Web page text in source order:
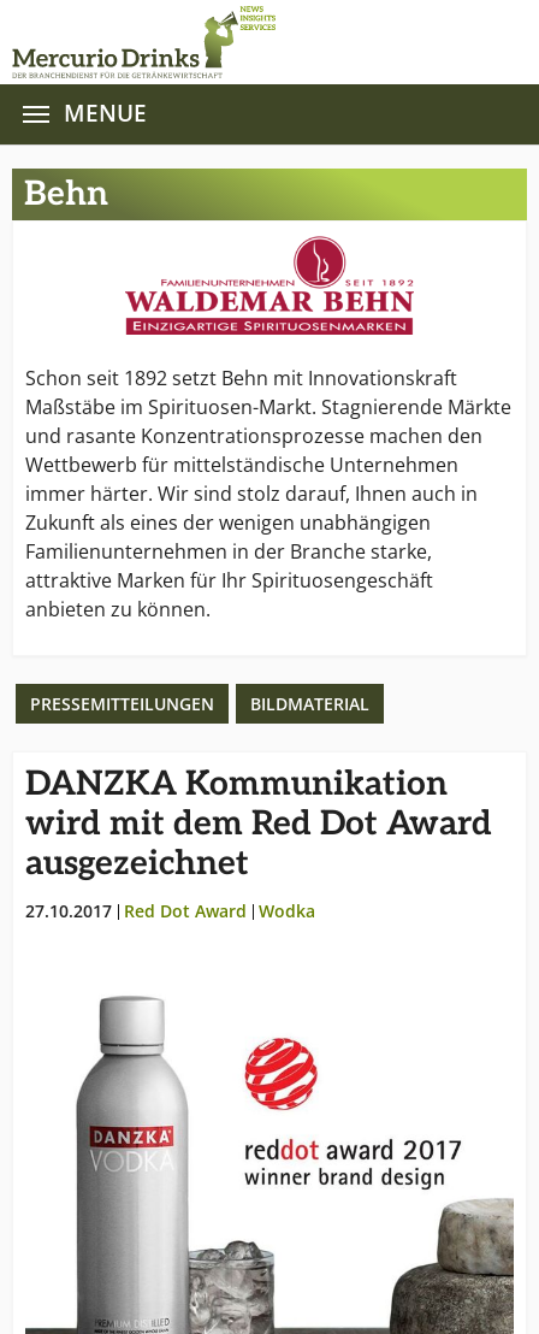
MENUE
Behn
Schon seit 1892 setzt Behn mit Innovationskraft
Maßstäbe im Spirituosen-Markt. Stagnierende Märkte
und rasante Konzentrationsprozesse machen den
Wettbewerb für mittelständische Unternehmen
immer härter. Wir sind stolz darauf, Ihnen auch in
Zukunft als eines der wenigen unabhängigen
Familienunternehmen in der Branche starke,
attraktive Marken für Ihr Spirituosengeschäft
anbieten zu können.
PRESSEMITTEILUNGEN BILDMATERIAL
DANZKA Kommunikation
wird mit dem Red Dot Award
ausgezeichnet
27.10.2017 Red Dot Award Wodka